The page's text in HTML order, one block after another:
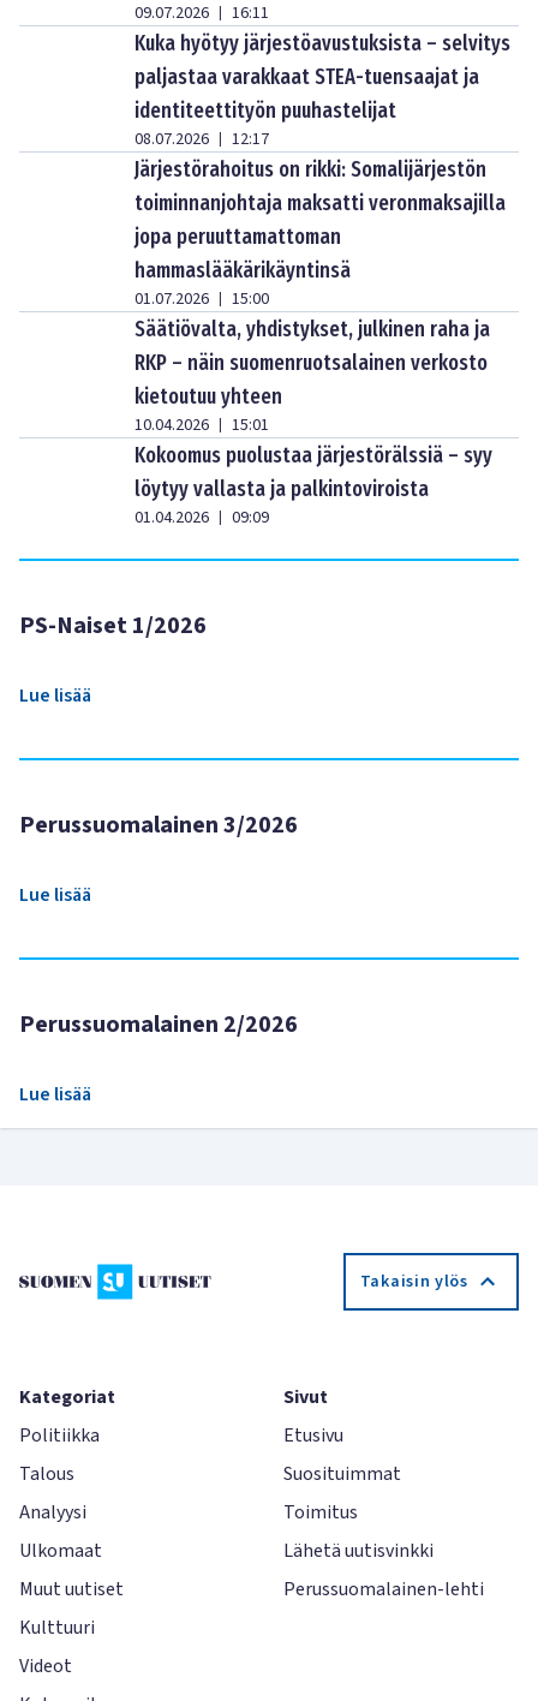
09.07.2026 | 16:11
Kuka hyötyy järjestöavustuksista – selvitys
paljastaa varakkaat STEA-tuensaajat ja
identiteettityön puuhastelijat
08.07.2026 | 12:17
Järjestörahoitus on rikki: Somalijärjestön
toiminnanjohtaja maksatti veronmaksajilla
jopa peruuttamattoman
hammaslääkärikäyntinsä
01.07.2026 | 15:00
Säätiövalta, yhdistykset, julkinen raha ja
RKP – näin suomenruotsalainen verkosto
kietoutuu yhteen
10.04.2026 | 15:01
Kokoomus puolustaa järjestörälssiä – syy
löytyy vallasta ja palkintoviroista
01.04.2026 | 09:09
PS-Naiset 1/2026
Lue lisää
Perussuomalainen 3/2026
Lue lisää
Perussuomalainen 2/2026
Lue lisää
Takaisin ylös
Kategoriat
Politiikka
Talous
Analyysi
Ulkomaat
Muut uutiset
Kulttuuri
Videot
Sivut
Etusivu
Suosituimmat
Toimitus
Lähetä uutisvinkki
Perussuomalainen-lehti